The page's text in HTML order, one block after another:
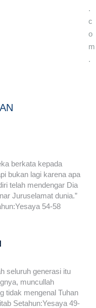
.
c
o
m
.
berkata kepada
bukan lagi karena apa
telah mendengar Dia
Juruselamat dunia.”
54-58
seluruh generasi itu
muncullah
tidak mengenal Tuhan
Setahun:Yesaya 49-